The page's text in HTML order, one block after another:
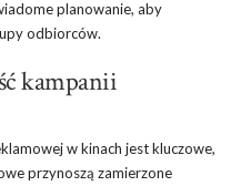
planowanie, aby
odbiorców.
kampanii
w kinach jest kluczowe,
przynoszą zamierzone